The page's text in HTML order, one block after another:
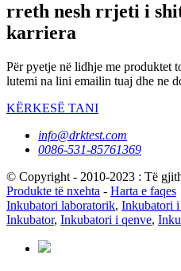
rreth nesh rrjeti i
karriera
Për pyetje në lidhje me produktet
lutemi na lini emailin tuaj dhe ne
KËRKESË TANI
info@drktest.com
0086-531-85761369
© Copyright - 2010-2023 : Të
Produkte të nxehta - Harta e faqes
Inkubatori laboratorik, Inkubatori
Inkubator, Inkubatori i qenve,